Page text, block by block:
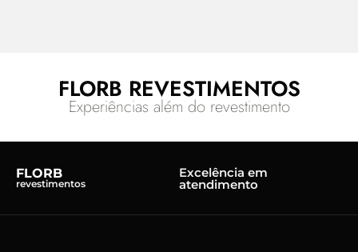
FLORB REVESTIMENTOS
Experiências além do revestimento
FLORB
revestimentos
Excelência em
atendimento